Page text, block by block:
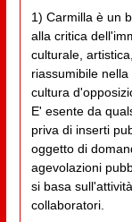
1) Carmilla è un
alla critica
culturale,
riassumibile
cultura
E' esente da
priva di inserti
oggetto di
agevolazioni
si basa
collaboratori.